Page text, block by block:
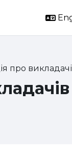
про